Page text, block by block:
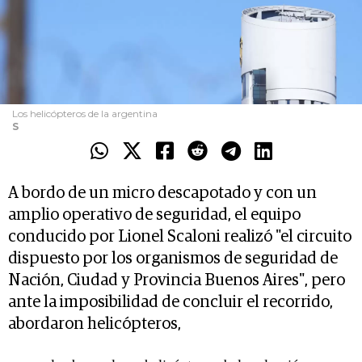
Los helicópteros de la argentina
S
A bordo de un micro descapotado y con un
amplio operativo de seguridad, el equipo
conducido por Lionel Scaloni realizó "el circuito
dispuesto por los organismos de seguridad de
Nación, Ciudad y Provincia Buenos Aires", pero
ante la imposibilidad de concluir el recorrido,
abordaron helicópteros,